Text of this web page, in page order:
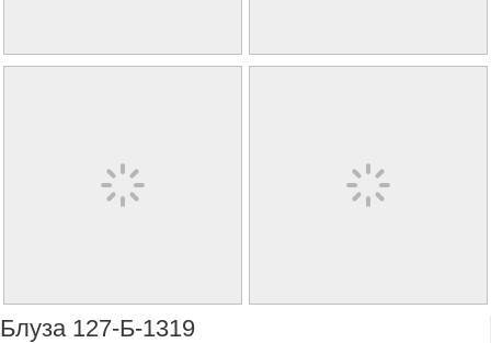
Блуза 127-Б-1319